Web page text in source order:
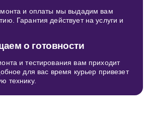
и оплаты мы выдадим вам
Гарантия действует на услуги и
о готовности
и тестирования вам приходит
для вас время курьер привезет
технику.